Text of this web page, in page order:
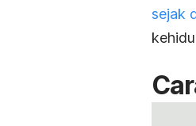
sejak